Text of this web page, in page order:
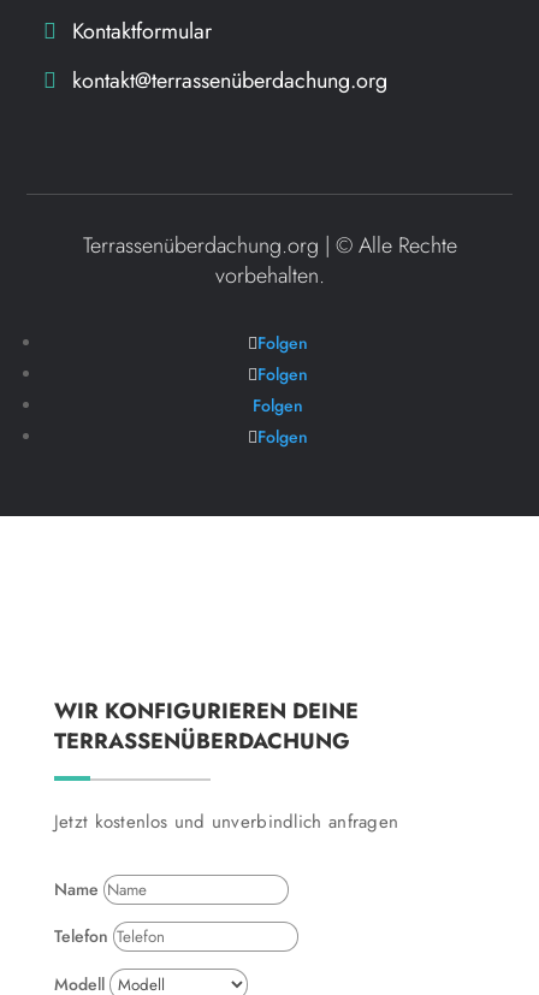
Kontaktformular
kontakt@terrassenüberdachung.org
Terrassenüberdachung.org | ©Alle Rechte
vorbehalten.
Folgen
Folgen
Folgen
Folgen
WIR KONFIGURIEREN DEINE
TERRASSENÜBERDACHUNG
Jetzt kostenlos und unverbindlich anfragen
Name
Telefon
Modell